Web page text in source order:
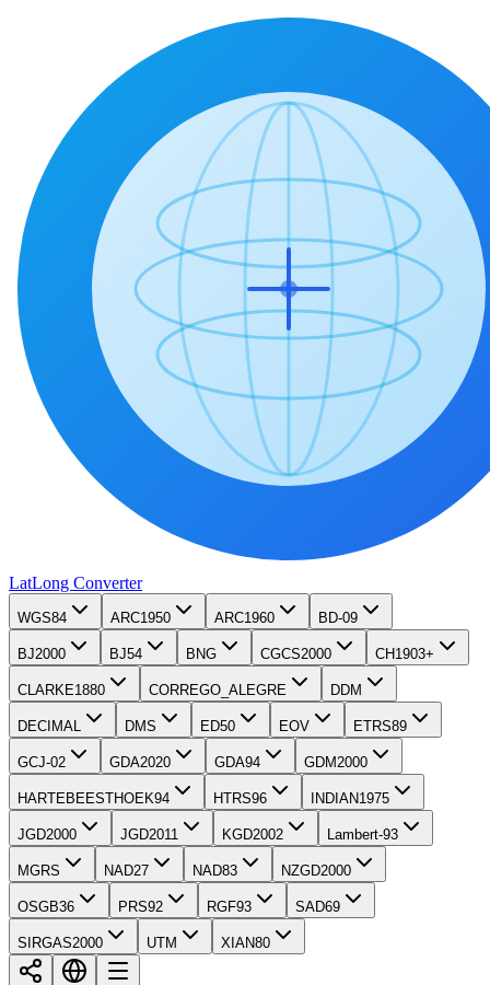
LatLong Converter
WGS84 ARC1950 ARC1960 BD-09
BJ2000 BJ54 BNG CGCS2000 CH1903+
CLARKE1880 CORREGO_ALEGRE DDM
DECIMAL DMS ED50 EOV ETRS89
GCJ-02 GDA2020 GDA94 GDM2000
HARTEBEESTHOEK94 HTRS96 INDIAN1975
JGD2000 JGD2011 KGD2002 Lambert-93
MGRS NAD27 NAD83 NZGD2000
OSGB36 PRS92 RGF93 SAD69
SIRGAS2000 UTM XIAN80